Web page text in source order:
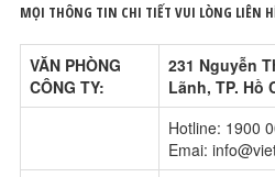
MỌI THÔNG TIN CHI TIẾT VUI LÒNG LIÊN
VĂN PHÒNG
CÔNG TY:
231 Nguyễn
Lãnh, TP. Hồ
Hotline: 1900
Emai: